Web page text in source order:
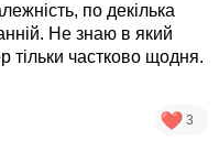
по декілька
Не знаю в який
тільки частково щодня.
3